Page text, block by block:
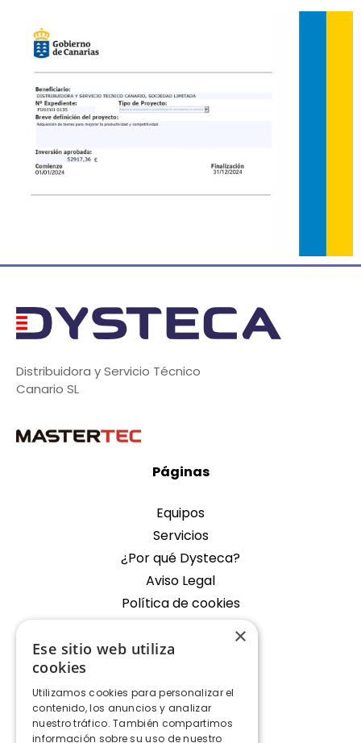
Distribuidora y Servicio Técnico
Canario SL
Páginas
Equipos
Servicios
¿Por qué Dysteca?
Aviso Legal
Política de cookies
Empresa
Contacto
×
Ese sitio web utiliza
cookies
Utilizamos cookies para personalizar el
contenido, los anuncios y analizar
nuestro tráfico. También compartimos
información sobre su uso de nuestro